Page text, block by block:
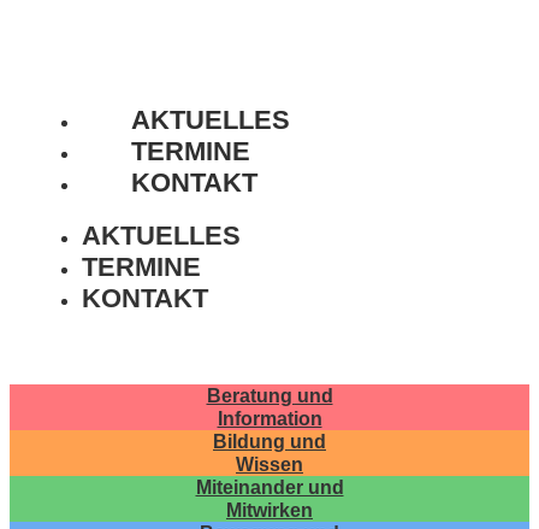
AKTUELLES
TERMINE
KONTAKT
AKTUELLES
TERMINE
KONTAKT
Beratung und
Information
Bildung und
Wissen
Miteinander und
Mitwirken